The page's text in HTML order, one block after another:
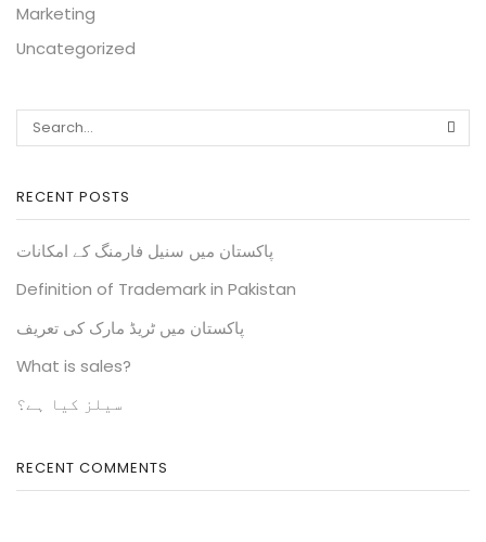
Marketing
Uncategorized
RECENT POSTS
پاکستان میں سنیل فارمنگ کے امکانات
Definition of Trademark in Pakistan
پاکستان میں ٹریڈ مارک کی تعریف
What is sales?
سیلز کیا ہے؟
RECENT COMMENTS